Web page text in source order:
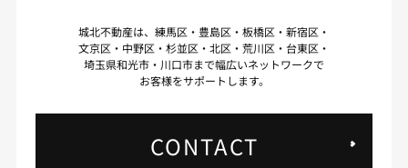
城北不動産は、練馬区・豊島区・板橋区・新宿区・
文京区・中野区・杉並区・北区・荒川区・台東区・
埼玉県和光市・川口市まで幅広いネットワークで
お客様をサポートします。
CONTACT